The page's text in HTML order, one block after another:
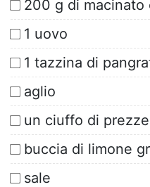
200 g di macinato
1 uovo
1 tazzina di
aglio
un ciuffo di
buccia di limone
sale